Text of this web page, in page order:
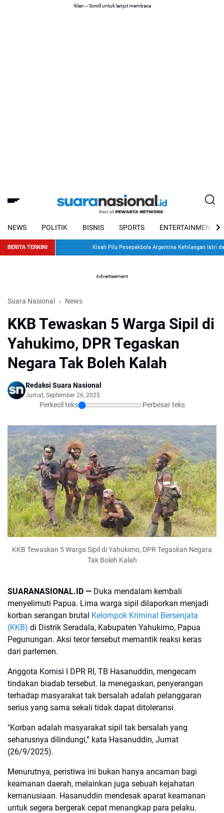
Iklan -- Scroll untuk lanjut membaca
NEWS POLITIK BISNIS SPORTS ENTERTAINMENT
BERITA TERKINI Kisah Pilu Pesepakbola Argentina Kehilangan Istri dan
Advertisement
Suara Nasional News
KKB Tewaskan 5 Warga Sipil di
Yahukimo, DPR Tegaskan
Negara Tak Boleh Kalah
Redaksi Suara Nasional
Jumat, September 26, 2025
Perkecil teks Perbesar teks
KKB Tewaskan 5 Warga Sipil di Yahukimo, DPR Tegaskan Negara
Tak Boleh Kalah
SUARANASIONAL.ID — Duka mendalam kembali
menyelimuti Papua. Lima warga sipil dilaporkan menjadi
korban serangan brutal Kelompok Kriminal Bersenjata
(KKB) di Distrik Seradala, Kabupaten Yahukimo, Papua
Pegunungan. Aksi teror tersebut memantik reaksi keras
dari parlemen.
Anggota Komisi I DPR RI, TB Hasanuddin, mengecam
tindakan biadab tersebut. Ia menegaskan, penyerangan
terhadap masyarakat tak bersalah adalah pelanggaran
serius yang sama sekali tidak dapat ditoleransi.
"Korban adalah masyarakat sipil tak bersalah yang
seharusnya dilindungi,” kata Hasanuddin, Jumat
(26/9/2025).
Menurutnya, peristiwa ini bukan hanya ancaman bagi
keamanan daerah, melainkan juga sebuah kejahatan
kemanusiaan. Hasanuddin mendesak aparat keamanan
untuk segera bergerak cepat menangkap para pelaku.